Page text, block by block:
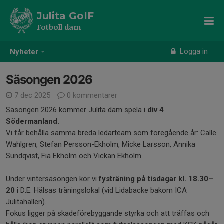
Nyheter Logga in
Julita GoIF
Fotboll dam
Säsongen 2026
7 dec 2025
0 kommentarer
Säsongen 2026 kommer Julita dam spela i div 4
Södermanland.
Vi får behålla samma breda ledarteam som föregående år: Calle
Wahlgren, Stefan Persson-Ekholm, Micke Larsson, Annika
Sundqvist, Fia Ekholm och Vickan Ekholm.
Under vintersäsongen kör vi fysträning på tisdagar kl. 18.30–
20 i D.E. Hälsas träningslokal (vid Lidabacke bakom ICA
Julitahallen).
Fokus ligger på skadeförebyggande styrka och att träffas och